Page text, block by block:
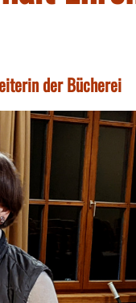
der Bücherei